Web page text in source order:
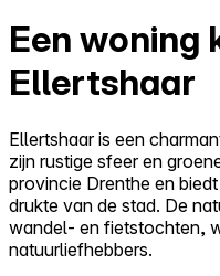
Een woning
Ellertshaar
Ellertshaar is een
zijn rustige sfeer en
provincie Drenthe en
drukte van de stad. De
wandel- en fietstochten,
natuurliefhebbers.